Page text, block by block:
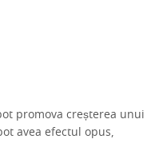
promova creșterea unui
avea efectul opus,